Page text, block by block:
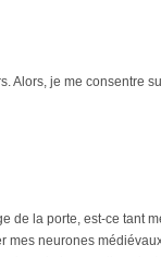
Alors, je me consentre
de la porte, est-ce tant
mes neurones